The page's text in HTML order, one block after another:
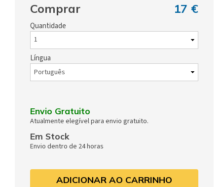
Comprar 17 €
Quantidade
Língua
Envio Gratuito
Atualmente elegível para envio gratuito.
Em Stock
Envio dentro de 24 horas
ADICIONAR AO CARRINHO